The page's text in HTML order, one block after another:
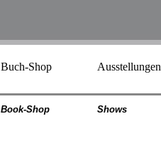
Buch-Shop Ausstellungen
Book-Shop Shows